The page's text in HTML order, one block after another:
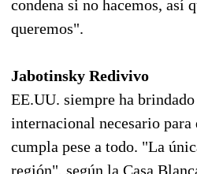
condena si no hacemos, así
queremos".
Jabotinsky Redivivo
EE.UU. siempre ha
internacional necesario para
cumpla pese a todo. "La
región", según la Casa